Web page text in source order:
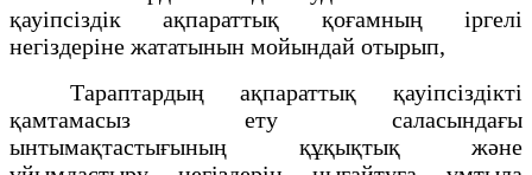
қауіпсіздік ақпараттық қоғамның іргелі
негіздеріне жататынын мойындай отырып,
Тараптардың ақпараттық қауіпсіздікті
қамтамасыз ету саласындағы
ынтымақтастығының құқықтық және